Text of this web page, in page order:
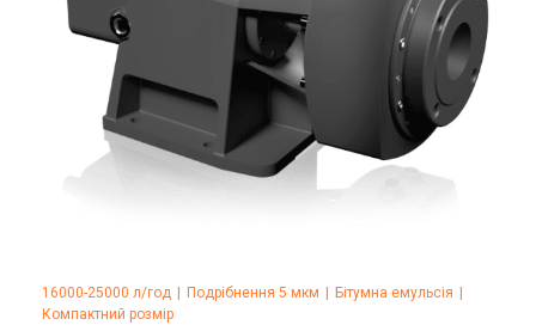
16000-25000 л/год Подрібнення 5 мкм Бітумна емульсія
Компактний розмір